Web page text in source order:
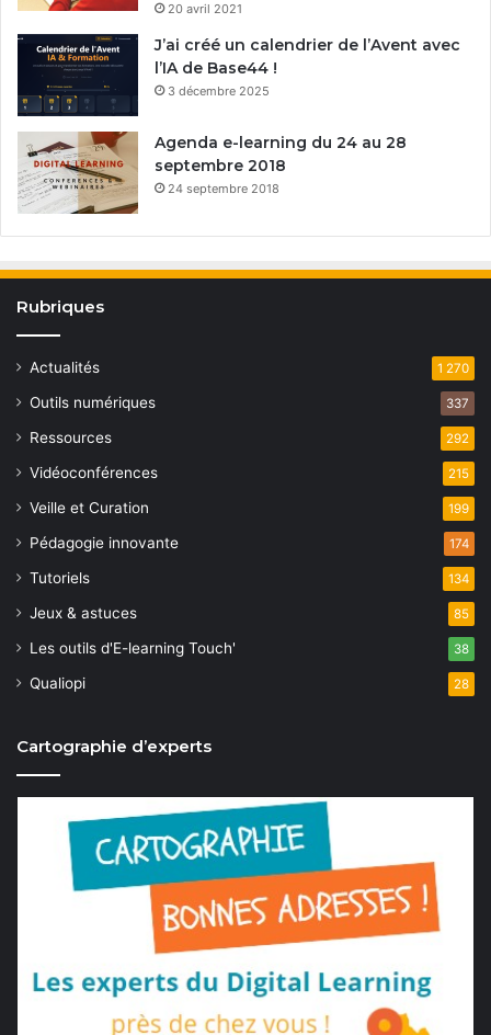
20 avril 2021
J’ai créé un calendrier de l’Avent avec
l’IA de Base44 !
3 décembre 2025
Agenda e-learning du 24 au 28
septembre 2018
24 septembre 2018
Rubriques
Actualités 1 270
Outils numériques 337
Ressources 292
Vidéoconférences 215
Veille et Curation 199
Pédagogie innovante 174
Tutoriels 134
Jeux & astuces 85
Les outils d'E-learning Touch' 38
Qualiopi 28
Cartographie d’experts